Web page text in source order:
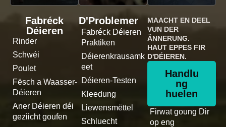
Fabréck
Déieren
Rinder
Schwéi
Poulet
Fësch a Waasser-
Déieren
Aner Déieren déi
geziicht goufen
D'Problemer
Fabréck Déieren
Praktiken
Déierenkrausamk
eet
Déieren-Testen
Kleedung
Liewensmëttel
Schluecht
MAACHT EN DEEL
VUN DER
ÄNNERUNG.
HAUT EPPES FIR
D'DÉIEREN.
Handlu
ng
huelen
Firwat goung Dir
op eng